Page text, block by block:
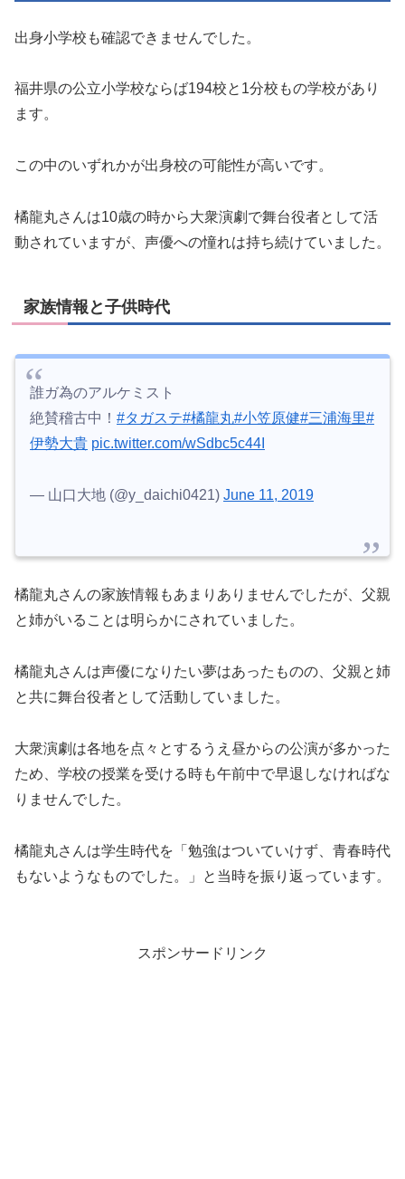
出身小学校も確認できませんでした。
福井県の公立小学校ならば194校と1分校もの学校があり
ます。
この中のいずれかが出身校の可能性が高いです。
橘龍丸さんは10歳の時から大衆演劇で舞台役者として活
動されていますが、声優への憧れは持ち続けていました。
家族情報と子供時代
誰ガ為のアルケミスト
絶賛稽古中！ #タガステ#橘龍丸#小笠原健#三浦海里#
伊勢大貴 pic.twitter.com/wSdbc5c44I
— 山口大地 (@y_daichi0421) June 11, 2019
橘龍丸さんの家族情報もあまりありませんでしたが、 父親
と姉がいることは明らかにされていました。
橘龍丸さんは声優になりたい夢はあったものの、父親と姉
と共に舞台役者として活動していました。
大衆演劇は各地を点々とするうえ昼からの公演が多かった
ため、学校の授業を受ける時も午前中で早退しなければな
りませんでした。
橘龍丸さんは学生時代を「 勉強はついていけず、青春時代
もないようなものでした。
」と当時を振り返っています。
スポンサードリンク